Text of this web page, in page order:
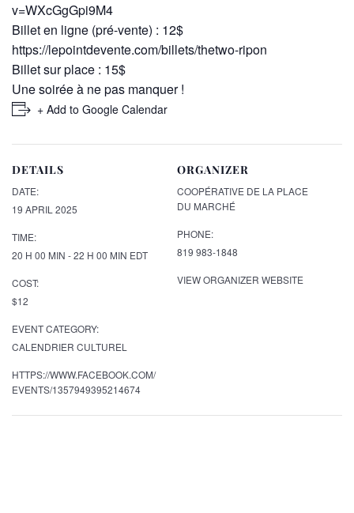
v=WXcGgGpi9M4
Billet en ligne (pré-vente) : 12$
https://lepointdevente.com/billets/thetwo-ripon
Billet sur place : 15$
Une soirée à ne pas manquer !
+ Add to Google Calendar
DETAILS
DATE:
19 APRIL 2025
TIME:
20 H 00 MIN - 22 H 00 MIN EDT
COST:
$12
EVENT CATEGORY:
CALENDRIER CULTUREL
HTTPS://WWW.FACEBOOK.COM/
EVENTS/1357949395214674
ORGANIZER
COOPÉRATIVE DE LA PLACE
DU MARCHÉ
PHONE:
819 983-1848
VIEW ORGANIZER WEBSITE